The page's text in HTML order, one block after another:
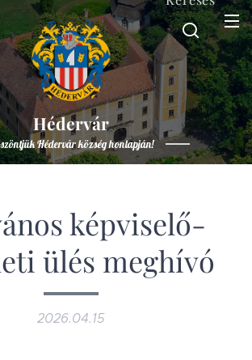
Hédervár
Hédervár község honlapján!
képviselő-
ülés meghívó
2026.04.15